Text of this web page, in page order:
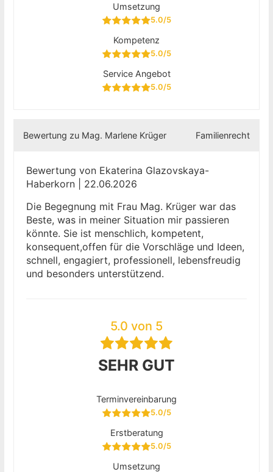
Umsetzung
5.0/5
Kompetenz
5.0/5
Service Angebot
5.0/5
Bewertung zu Mag. Marlene Krüger Familienrecht
Bewertung von Ekaterina Glazovskaya-
Haberkorn | 22.06.2026
Die Begegnung mit Frau Mag. Krüger war das
Beste, was in meiner Situation mir passieren
könnte. Sie ist menschlich, kompetent,
konsequent,offen für die Vorschläge und Ideen,
schnell, engagiert, professionell, lebensfreudig
und besonders unterstützend.
5.0 von 5
SEHR GUT
Terminvereinbarung
5.0/5
Erstberatung
5.0/5
Umsetzung